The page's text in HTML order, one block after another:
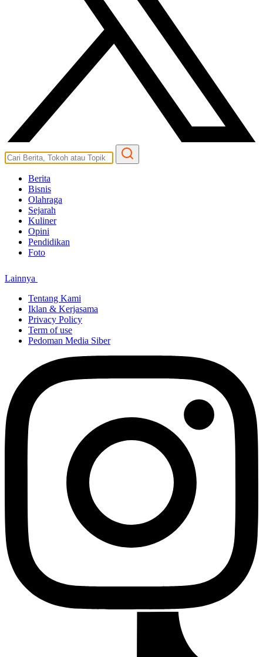
Berita
Bisnis
Olahraga
Sejarah
Kuliner
Opini
Pendidikan
Foto
Lainnya
Tentang Kami
Iklan & Kerjasama
Privacy Policy
Term of use
Pedoman Media Siber